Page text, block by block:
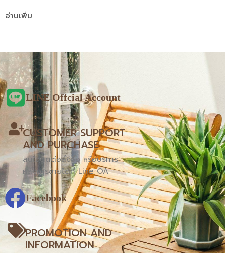
อ่านเพิ่ม
LINE Offcial Account
CUSTOMER SUPPORT
AND PURCHASE
สนใจติดต่อสั่งซื้อ หรือบริการ
หลังการขายได้ที่ Line OA
Facebook
PROMOTION AND
INFORMATION